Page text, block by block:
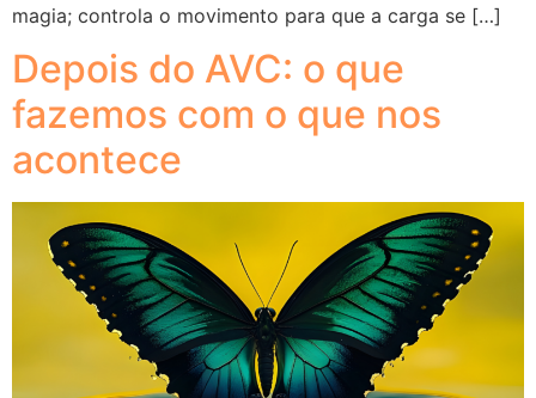
magia; controla o movimento para que a carga se […]
Depois do AVC: o que
fazemos com o que nos
acontece